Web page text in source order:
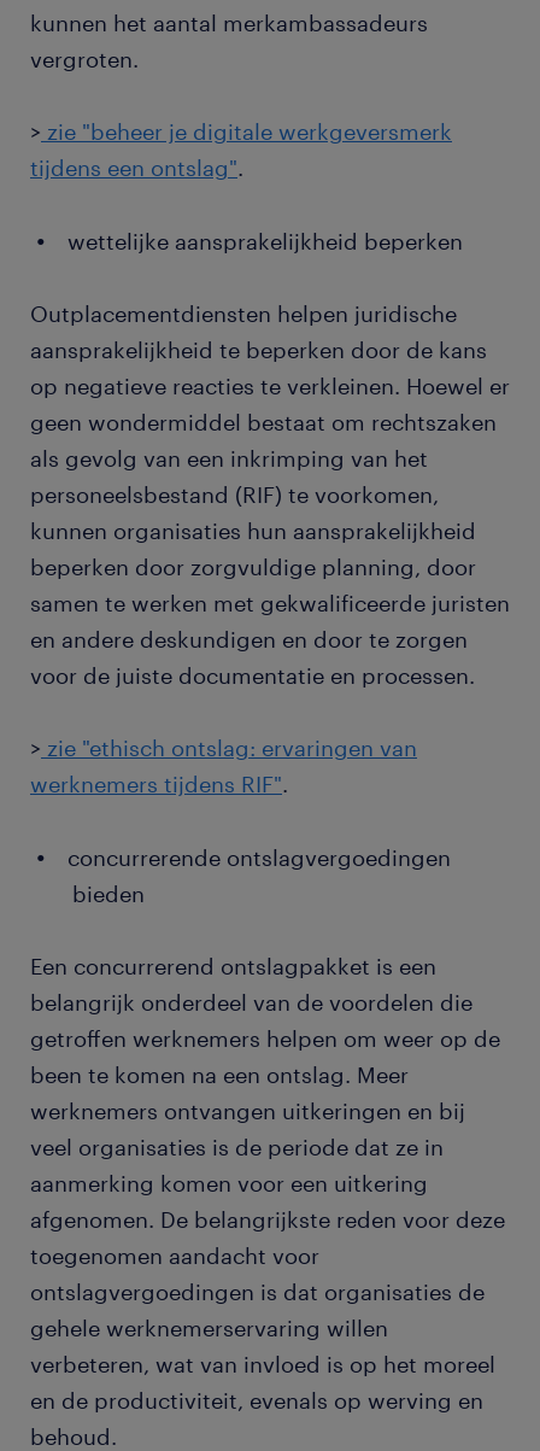
kunnen het aantal merkambassadeurs
vergroten.
> zie "beheer je digitale werkgeversmerk
tijdens een ontslag".
wettelijke aansprakelijkheid beperken
Outplacementdiensten helpen juridische
aansprakelijkheid te beperken door de kans
op negatieve reacties te verkleinen. Hoewel er
geen wondermiddel bestaat om rechtszaken
als gevolg van een inkrimping van het
personeelsbestand (RIF) te voorkomen,
kunnen organisaties hun aansprakelijkheid
beperken door zorgvuldige planning, door
samen te werken met gekwalificeerde juristen
en andere deskundigen en door te zorgen
voor de juiste documentatie en processen.
> zie "ethisch ontslag: ervaringen van
werknemers tijdens RIF".
concurrerende ontslagvergoedingen
bieden
Een concurrerend ontslagpakket is een
belangrijk onderdeel van de voordelen die
getroffen werknemers helpen om weer op de
been te komen na een ontslag. Meer
werknemers ontvangen uitkeringen en bij
veel organisaties is de periode dat ze in
aanmerking komen voor een uitkering
afgenomen. De belangrijkste reden voor deze
toegenomen aandacht voor
ontslagvergoedingen is dat organisaties de
gehele werknemerservaring willen
verbeteren, wat van invloed is op het moreel
en de productiviteit, evenals op werving en
behoud.